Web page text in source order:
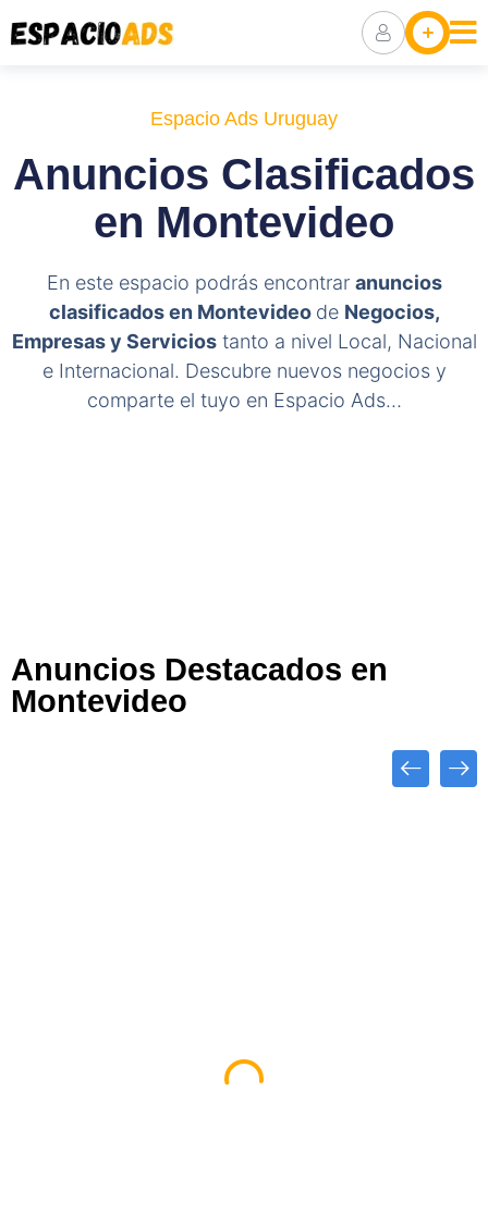
Ubicaciones
Visibilidad
Espacio Ads Uruguay
Anuncios Clasificados
en Montevideo
En este espacio podrás encontrar anuncios
clasificados en Montevideo de Negocios,
Empresas y Serviciostanto a nivel Local, Nacional
e Internacional. Descubre nuevos negocios y
comparte el tuyo en Espacio Ads…
Anuncios Destacados en
Montevideo